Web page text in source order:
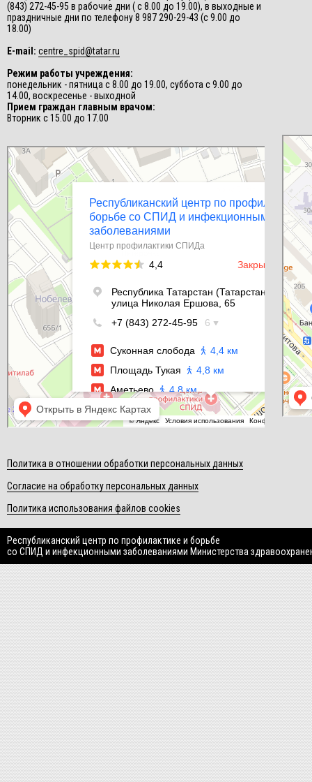
(843) 272-45-95 в рабочие дни ( с 8.00 до 19.00), в выходные и
праздничные дни по телефону 8 987 290-29-43 (с 9.00 до
18.00)
E-mail: centre_spid@tatar.ru
Режим работы учреждения:
понедельник - пятница с 8.00 до 19.00, суббота с 9.00 до
14.00, воскресенье - выходной
Прием граждан главным врачом:
Вторник с 15.00 до 17.00
Республиканский центр по профилактике и борьбе со СПИД и
инфекционными заболеваниями
Центр профилактики СПИДа в Казани
СПИД-
Центр
Политика в отношении обработки персональных данных
Согласие на обработку персональных данных
Политика использования файлов cookies
Республиканский центр по профилактике и борьбе
со СПИД и инфекционными заболеваниями Министерства